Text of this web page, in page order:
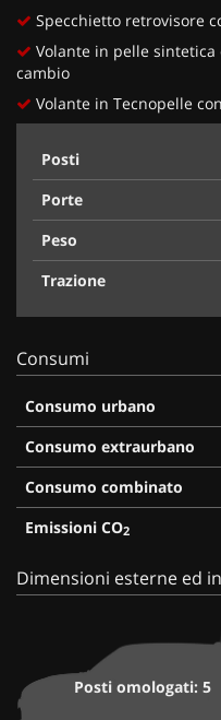
Specchietto retrovisore
Volante in pelle
cambio
Volante in Tecnopelle
Posti
Porte
Peso
Trazione
Consumi
Consumo urbano
Consumo extraurbano
Consumo combinato
Emissioni CO2
Dimensioni esterne ed
Posti omologati: 5